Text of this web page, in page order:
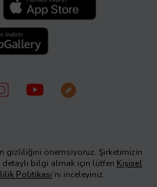
gizliliğini önemsiyoruz. Şirketimizin
detaylı bilgi almak için lütfen Kişisel
Politikası’nı inceleyiniz.